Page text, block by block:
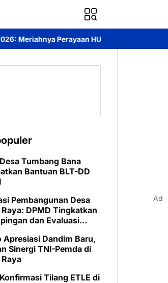
Bhayangkara ke-80 di Palangka Raya
Tumbang Bana
Bantuan BLT-DD
Pembangunan Desa
DPMD Tingkatkan
dan Evaluasi
Apresiasi Dandim Baru,
Sinergi TNI-Pemda di
Tilang ETLE di
Ad